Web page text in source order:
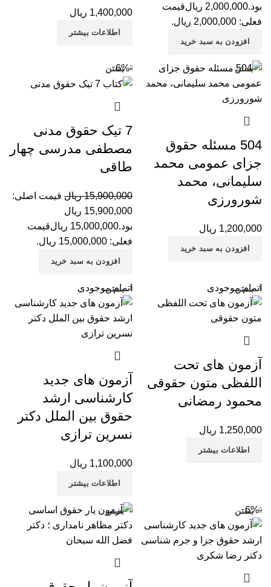
بود.2,000,000 ریالقیمت
فعلی: 2,000,000 ریال.
افزودن به سبد خرید
1,400,000 ریال
اطلاعات بیشتر
بستن
504 مسئله حقوق
جزای عمومی محمد
سلیمانی، محمد
شورورزی
1,200,000 ریال
افزودن به سبد خرید
-6% بستن
7 تیک حقوق مدنی
مصطفی مدرسی چهار
طاقی
15,900,000 ریال قیمت اصلی:
15,900,000 ریال
بود.15,000,000 ریالقیمت
فعلی: 15,000,000 ریال.
افزودن به سبد خرید
اتمام موجودی
بستن
آزمون های تحت
اللفظی متون حقوقی
محمود رمضانی
1,250,000 ریال
اطلاعات بیشتر
اتمام موجودی
بستن
آزمون های جدید
کارشناسی ارشد
حقوق بین الملل دکتر
نسرین ترازی
1,100,000 ریال
اطلاعات بیشتر
-6% بستن بستن